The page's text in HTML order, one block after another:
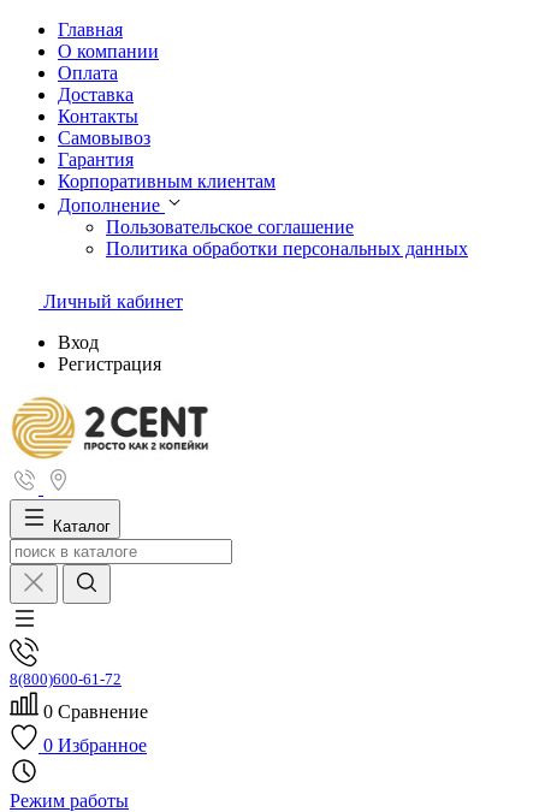
Главная
О компании
Оплата
Доставка
Контакты
Самовывоз
Гарантия
Корпоративным клиентам
Дополнение
Пользовательское соглашение
Политика обработки персональных данных
Личный кабинет
Вход
Регистрация
Каталог
8(800)600-61-72
0 Сравнение
0 Избранное
Режим работы